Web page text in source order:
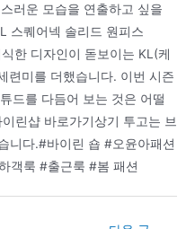
러운 모습을 연출하고 싶을
스퀘어넥 솔리드 원피스
한 디자인이 돋보이는 KL(케
련미를 더했습니다. 이번 시즌
드를 다듬어 보는 것은 어떨
린샵 바로가기상기 투고는 브
니다.#바이린 숍 #오윤아패션
객룩 #출근룩 #봄 패션